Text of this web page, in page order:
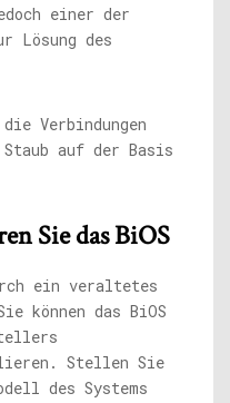
einer der
des
Verbindungen
auf der Basis
Sie das BiOS
ein veraltetes
können das BiOS
Stellen Sie
des Systems